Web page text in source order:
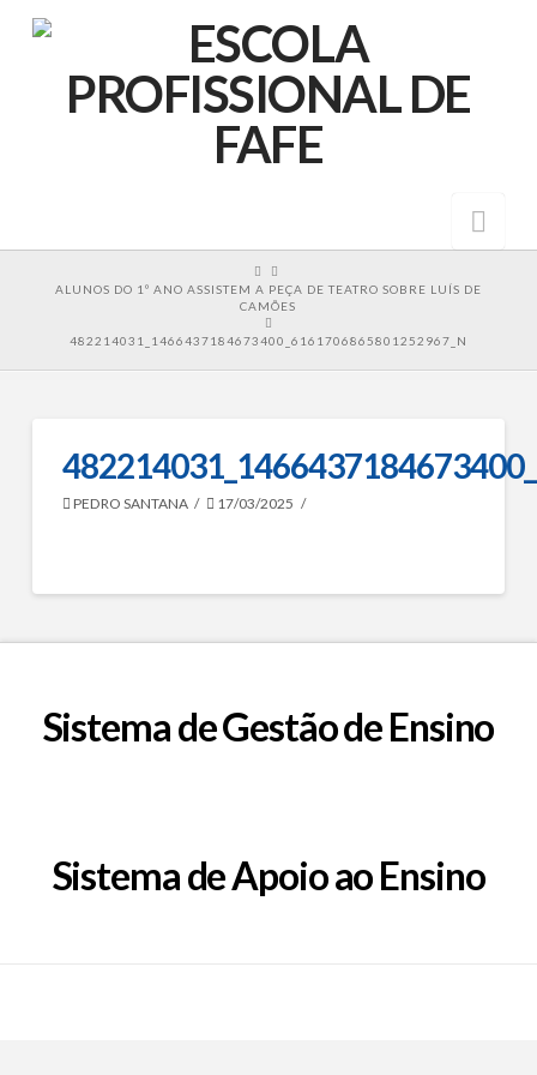
HOME
ALUNOS DO 1º ANO ASSISTEM A PEÇA DE TEATRO SOBRE LUÍS DE
CAMÕES
482214031_1466437184673400_6161706865801252967_N
PEDRO SANTANA 17/03/2025
Sistema de Gestão de Ensino
Sistema de Apoio ao Ensino